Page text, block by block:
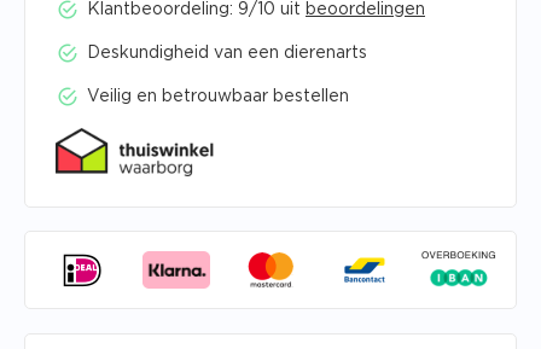
Klantbeoordeling: 9/10 uit beoordelingen
Deskundigheid van een dierenarts
Veilig en betrouwbaar bestellen